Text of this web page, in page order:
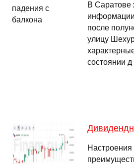
В Саратове
информации
после
улицу
состоянии